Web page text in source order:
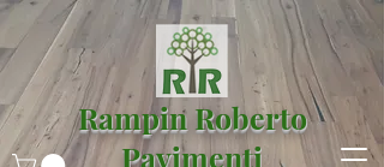
Rampin Roberto
Pavimenti